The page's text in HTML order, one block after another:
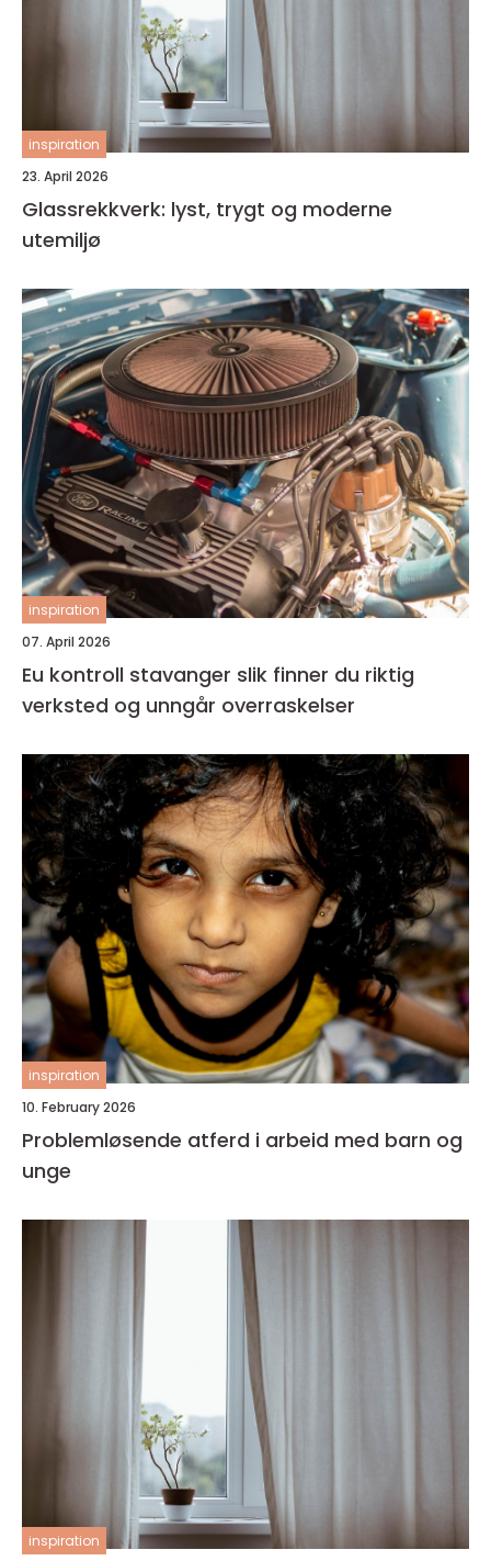
inspiration
23. April 2026
Glassrekkverk: lyst, trygt og moderne
utemiljø
inspiration
07. April 2026
Eu kontroll stavanger slik finner du riktig
verksted og unngår overraskelser
inspiration
10. February 2026
Problemløsende atferd i arbeid med barn og
unge
inspiration